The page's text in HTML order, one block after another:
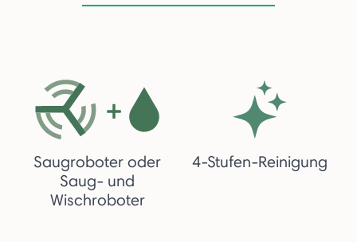
Saugroboter oder
Saug- und
Wischroboter
4-Stufen-Reinigung